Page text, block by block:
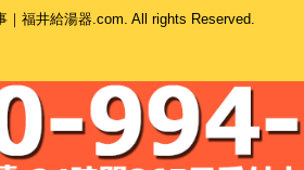
福井給湯器.com. All rights Reserved.